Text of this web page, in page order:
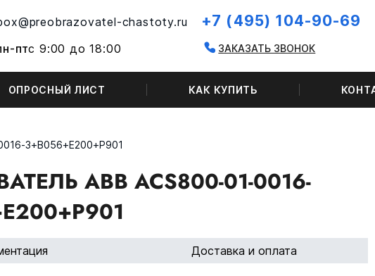
chastoty.ru +7 (495) 104-90-69
птс 9:00 до 18:00 ЗАКАЗАТЬ ЗВОНОК
ОПРОСНЫЙ ЛИСТ КАК КУПИТЬ
3+B056+E200+P901
ABB ACS800-01-0016-
Доставка и оплата